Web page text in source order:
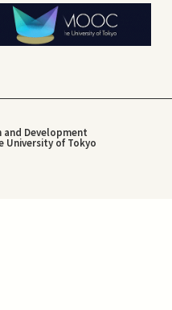
and Development
University of Tokyo